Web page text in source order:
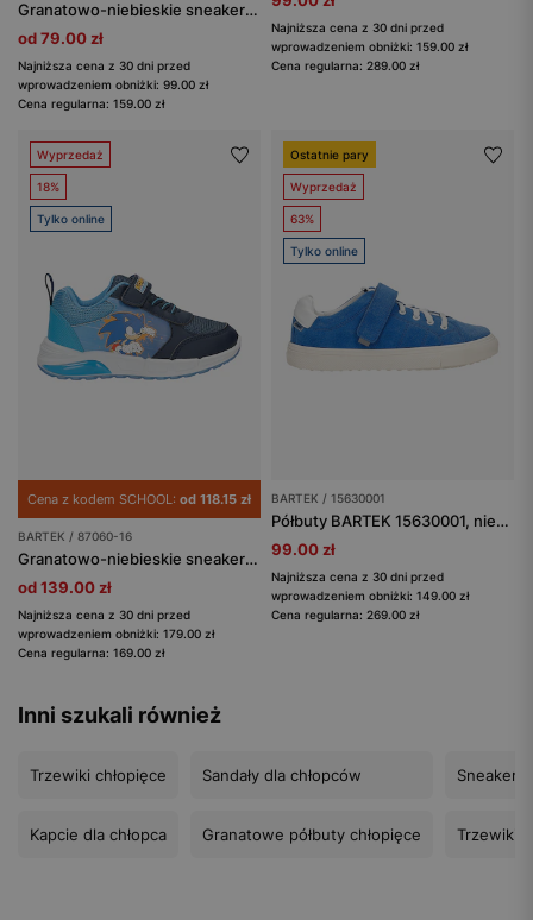
Granatowo-niebieskie sneakersy dziecięce Stitch BARTEK 87033-26
od 79.00 zł
Najniższa cena z 30 dni przed
wprowadzeniem obniżki: 99.00 zł
Cena regularna: 159.00 zł
Najniższa cena z 30 dni przed
wprowadzeniem obniżki: 159.00 zł
Cena regularna: 289.00 zł
Wyprzedaż
18%
Tylko online
Cena z kodem SCHOOL: od 118.15 zł
BARTEK / 87060-16
Granatowo-niebieskie sneakersy chłopięce Sonic BARTEK 87060-16
od 139.00 zł
Najniższa cena z 30 dni przed
wprowadzeniem obniżki: 179.00 zł
Cena regularna: 169.00 zł
Ostatnie pary
Wyprzedaż
63%
Tylko online
BARTEK / 15630001
Półbuty BARTEK 15630001, niebieski
99.00 zł
Najniższa cena z 30 dni przed
wprowadzeniem obniżki: 149.00 zł
Cena regularna: 269.00 zł
Inni szukali również
Trzewiki chłopięce
Kapcie dla chłopca
Sandały dla chłopców
Granatowe półbuty chłopięce Trzewiki